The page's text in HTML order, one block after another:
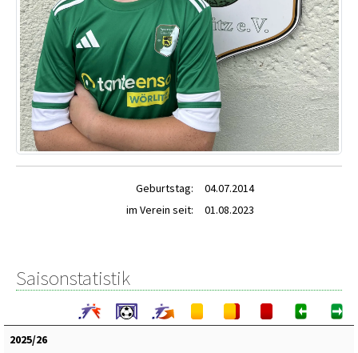
Geburtstag:
04.07.2014
im Verein seit:
01.08.2023
Saisonstatistik
2025/26